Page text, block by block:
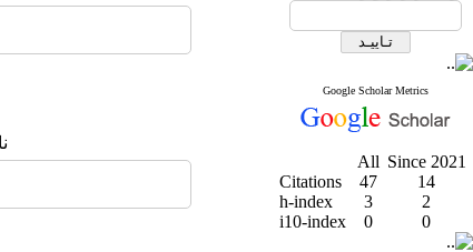
Google Scholar Metrics
All Since 2021
Citations
47
14
h-index
3
2
i10-index
0 0